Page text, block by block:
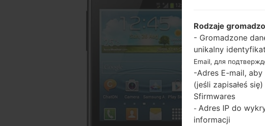
nie
wersją
4.1.2.
Rodzaje
- Gromadzone
unikalny
Email, для
-Adres E-mail,
(jeśli zapisałeś
Sfirmwares
- Adres IP do
informacji